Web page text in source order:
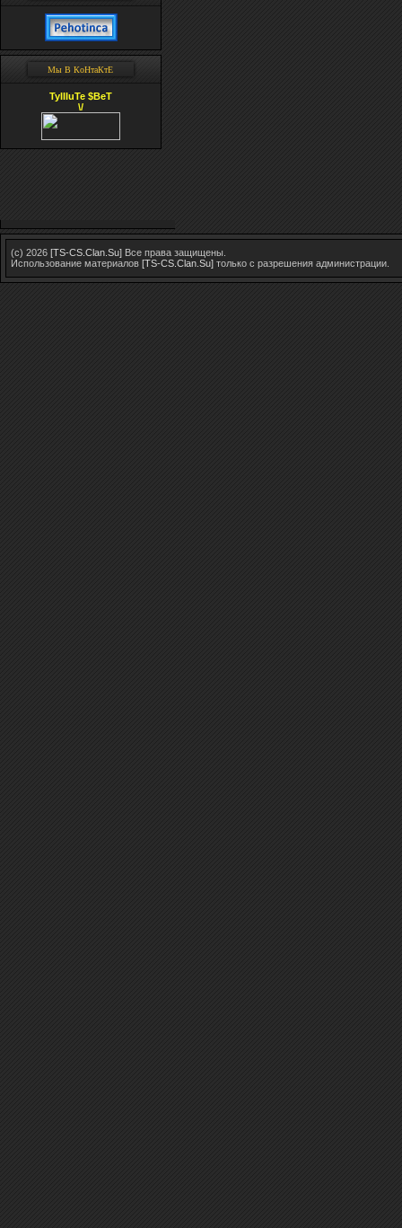
Мы В КоНтаКтЕ
TyIIIuTe $BeT
\/
(c) 2026 [TS-CS.Clan.Su] Все права защищены.
Использование материалов [TS-CS.Clan.Su] только с разрешения администрации.